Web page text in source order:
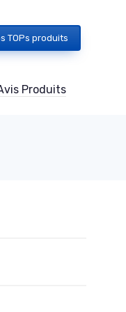
TOPs produits
Produits